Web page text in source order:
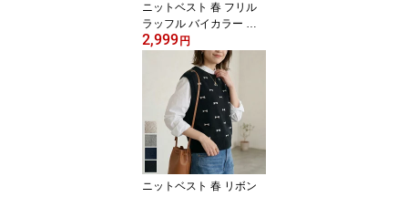
ニットベスト 春 フリル
ラッフル バイカラー ク
ルーネック レディース
レイヤード カジュアル
ジャガード 可愛い 綿 コ
ットン アクリル お出か
け 夏 BeltaAttrice
2,999 円
ニットベスト 春 リボン